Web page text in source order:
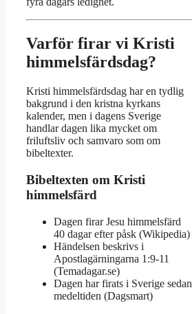
Varför firar vi Kristi
himmelsfärdsdag?
Kristi himmelsfärdsdag har en tydlig
bakgrund i den kristna kyrkans
kalender, men i dagens Sverige
handlar dagen lika mycket om
friluftsliv och samvaro som om
bibeltexter.
Bibeltexten om Kristi
himmelsfärd
Dagen firar Jesu himmelsfärd
40 dagar efter påsk (Wikipedia)
Händelsen beskrivs i
Apostlagärningarna 1:9-11
(Temadagar.se)
Dagen har firats i Sverige sedan
medeltiden (Dagsmart)